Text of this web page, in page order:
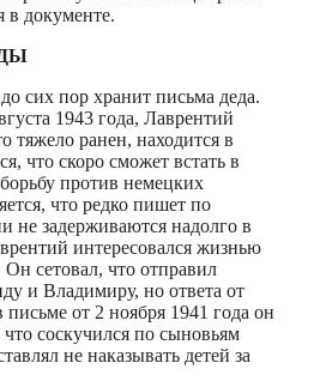
в документе.
сих пор хранит письма деда.
1943 года, Лаврентий
тяжело ранен, находится в
что скоро сможет встать в
против немецких
что редко пишет по
не задерживаются надолго в
интересовался жизнью
сетовал, что отправил
и Владимиру, но ответа от
от 2 ноября 1941 года он
соскучился по сыновьям
не наказывать детей за